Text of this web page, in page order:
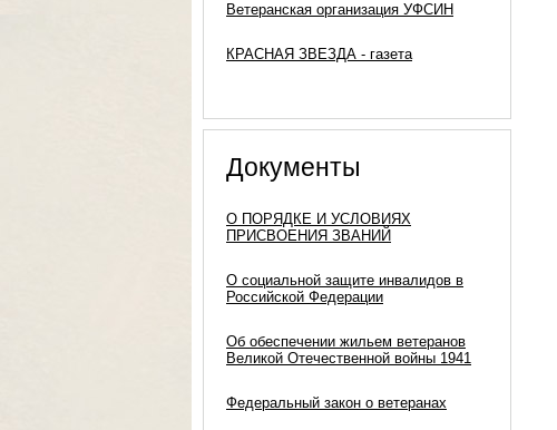
Ветеранская организация УФСИН
КРАСНАЯ ЗВЕЗДА - газета
Документы
О ПОРЯДКЕ И УСЛОВИЯХ
ПРИСВОЕНИЯ ЗВАНИЙ
О социальной защите инвалидов в
Российской Федерации
Об обеспечении жильем ветеранов
Великой Отечественной войны 1941
Федеральный закон о ветеранах